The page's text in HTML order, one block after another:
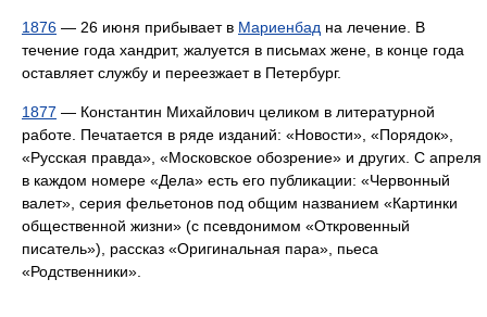
1876 — 26 июня прибывает в Мариенбад на лечение. В
течение года хандрит, жалуется в письмах жене, в конце года
оставляет службу и переезжает в Петербург.
1877 — Константин Михайлович целиком в литературной
работе. Печатается в ряде изданий: «Новости», «Порядок»,
«Русская правда», «Московское обозрение» и других. С апреля
в каждом номере «Дела» есть его публикации: «Червонный
валет», серия фельетонов под общим названием «Картинки
общественной жизни» (с псевдонимом «Откровенный
писатель»), рассказ «Оригинальная пара», пьеса
«Родственники».